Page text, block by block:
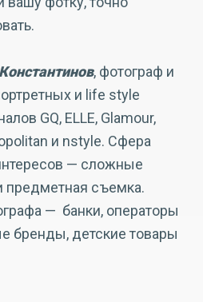
, фотограф и
и life style
GQ, ELLE, Glamour,
и nstyle. Сфера
— сложные
предметная съемка.
— банки, операторы
бренды, детские товары